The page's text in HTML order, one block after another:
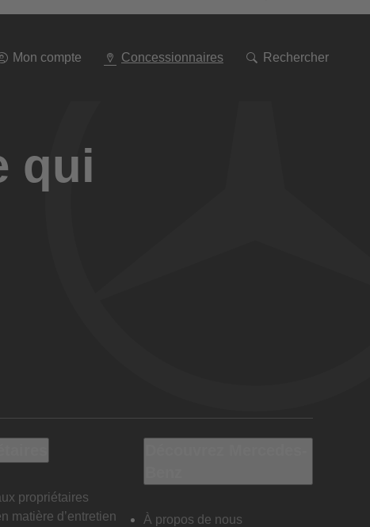
Mon compte
Concessionnaires Rechercher
à
qui
propriétaires
matière d’entretien
À propos de nous